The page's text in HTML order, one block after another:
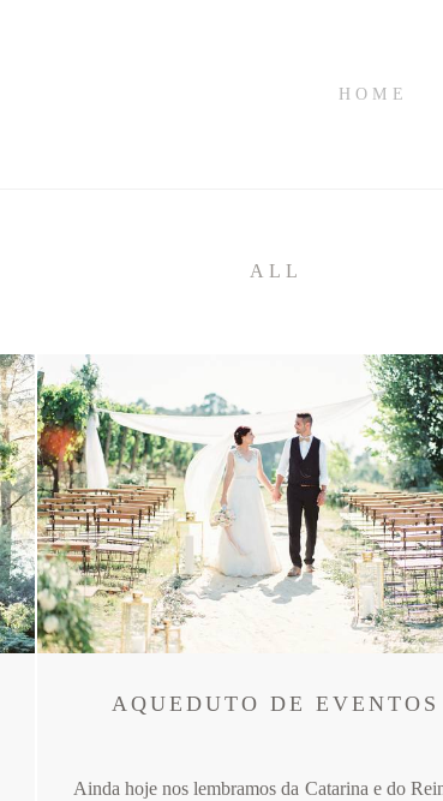
HOME
ALL
AQUEDUTO DE EVENTOS
Ainda hoje nos lembramos da Catarina e do